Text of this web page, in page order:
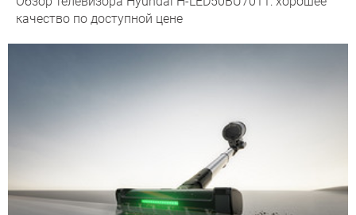
качество по доступной цене